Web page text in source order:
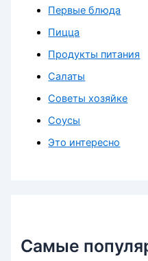
Первые блюда
Пицца
Продукты питания
Салаты
Советы хозяйке
Соусы
Это интересно
Самые